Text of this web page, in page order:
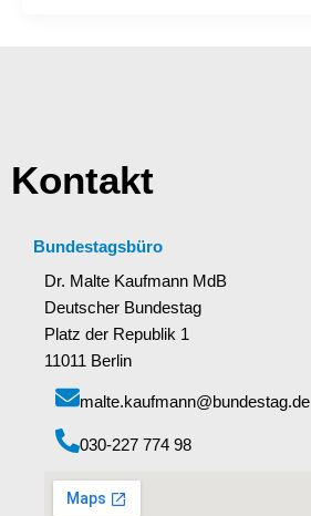
Kontakt
Bundestagsbüro
Dr. Malte Kaufmann MdB
Deutscher Bundestag
Platz der Republik 1
11011 Berlin
malte.kaufmann@bundestag.de
‭030-227 774 98‬